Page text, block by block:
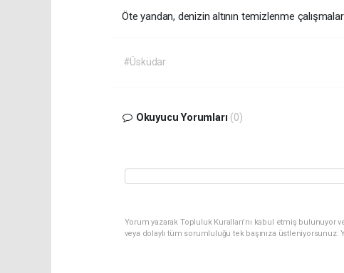
Öte yandan, denizin altının temizlenme
#Üsküdar
Okuyucu Yorumları (0)
Yorum yazarak Topluluk Kuralları’nı kabul etmiş
veya dolaylı tüm sorumluluğu tek başınıza